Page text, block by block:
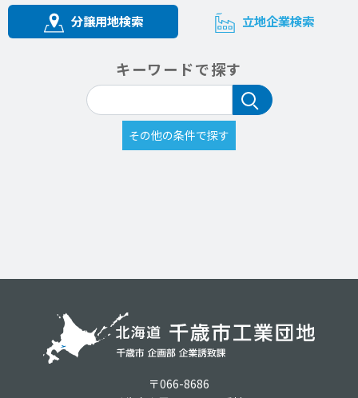
分譲用地検索 立地企業検索
キーワードで探す
〒066-8686